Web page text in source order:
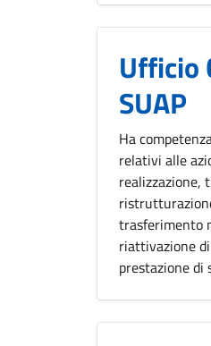
Ufficio
SUAP
Ha
relativi alle
realizzazione,
trasferimento
riattivazione
prestazione di